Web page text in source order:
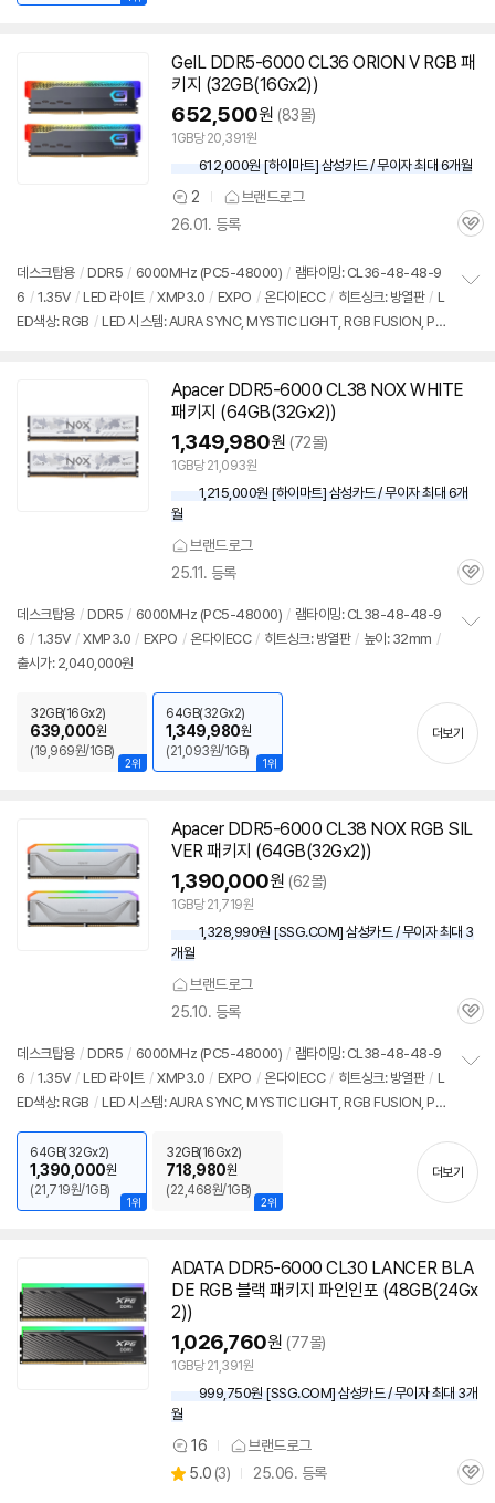
GeIL DDR5-6000 CL36 ORION V RGB 패
키지 (32GB(16Gx2))
652,500원 (83몰)
1GB당 20,391원
612,000원 [하이마트] 삼성카드 / 무이자 최대 6개월
상
품
견
2
브랜드로그
26.01. 등록
관
데스크탑용 / DDR5 / 6000MHz (PC5-48000) / 램타이밍: CL36-48-48-9
6 / 1.35V / LED 라이트 / XMP3.0 / EXPO / 온다이ECC / 히트싱크: 방열판 / L
ED색상: RGB / LED 시스템: AURA SYNC, MYSTIC LIGHT, RGB FUSION, PO
Apacer DDR5-6000 CL38 NOX WHITE
패키지 (64GB(32Gx2))
1,349,980원 (72몰)
1GB당 21,093원
1,215,000원 [하이마트] 삼성카드 / 무이자 최대 6개
월
브랜드로그
25.11. 등록
관
데스크탑용 / DDR5 / 6000MHz (PC5-48000) / 램타이밍: CL38-48-48-9
6 / 1.35V / XMP3.0 / EXPO / 온다이ECC / 히트싱크: 방열판 / 높이: 32mm /
출시가: 2,040,000원
기
2위
32GB(16Gx2)
639,000원
(19,969원/1GB)
1위
64GB(32Gx2)
1,349,980원
(21,093원/1GB)
더보기
Apacer DDR5-6000 CL38 NOX RGB SIL
VER 패키지 (64GB(32Gx2))
1,390,000원 (62몰)
1GB당 21,719원
1,328,990원 [SSG.COM] 삼성카드 / 무이자 최대 3
개월
브랜드로그
25.10. 등록
관
데스크탑용 / DDR5 / 6000MHz (PC5-48000) / 램타이밍: CL38-48-48-9
6 / 1.35V / LED 라이트 / XMP3.0 / EXPO / 온다이ECC / 히트싱크: 방열판 / L
ED색상: RGB / LED 시스템: AURA SYNC, MYSTIC LIGHT, RGB FUSION, PO
기
1위
64GB(32Gx2)
1,390,000원
(21,719원/1GB)
2위
32GB(16Gx2)
718,980원
(22,468원/1GB)
더보기
ADATA DDR5-6000 CL30 LANCER BLA
DE RGB 블랙 패키지 파인인포 (48GB(24Gx
2))
1,026,760원 (77몰)
1GB당 21,391원
999,750원 [SSG.COM] 삼성카드 / 무이자 최대 3개
월
상
품
16 브랜드로그
별
5.0 (상
3) 25.06. 등록
관